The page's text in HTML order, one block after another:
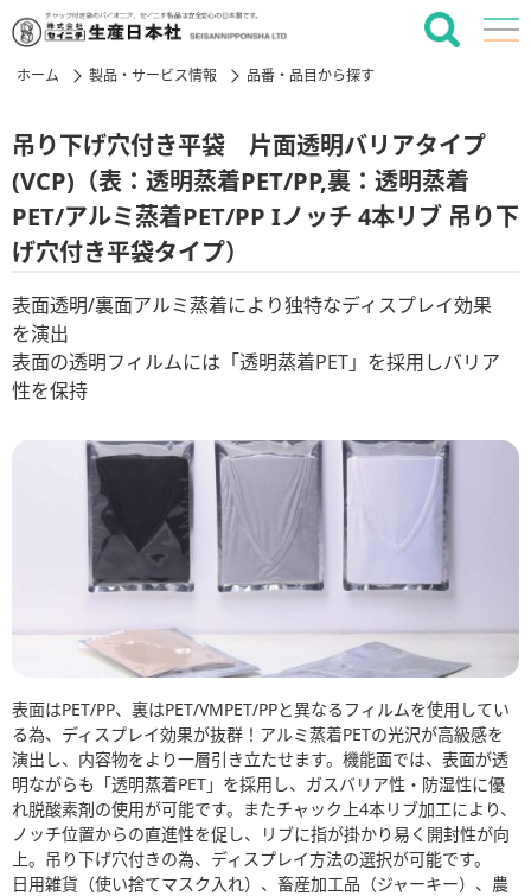
ホーム 製品・サービス情報 品番・品目から探す
吊り下げ穴付き平袋 片面透明バリアタイプ
(VCP)（表：透明蒸着PET/PP,裏：透明蒸着
PET/アルミ蒸着PET/PP Iノッチ 4本リブ 吊り下
げ穴付き平袋タイプ）
表面透明/裏面アルミ蒸着により独特なディスプレイ効果
を演出
表面の透明フィルムには「透明蒸着PET」を採用しバリア
性を保持
表面はPET/PP、裏はPET/VMPET/PPと異なるフィルムを使用してい
る為、ディスプレイ効果が抜群！アルミ蒸着PETの光沢が高級感を
演出し、内容物をより一層引き立たせます。機能面では、表面が透
明ながらも「透明蒸着PET」を採用し、ガスバリア性・防湿性に優
れ脱酸素剤の使用が可能です。またチャック上4本リブ加工により、
ノッチ位置からの直進性を促し、リブに指が掛かり易く開封性が向
上。吊り下げ穴付きの為、ディスプレイ方法の選択が可能です。
日用雑貨（使い捨てマスク入れ）、畜産加工品（ジャーキー）、農